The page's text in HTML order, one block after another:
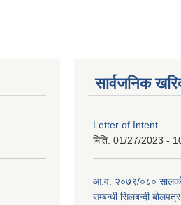
सार्वजनिक
Letter of Intent
मिति: 01/27/2023 -
आ.व. २०७९/०८०
सम्बन्धी सिलबन्दी